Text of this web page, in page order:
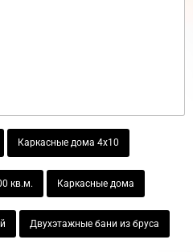
Каркасные дома 4х10
кв.м. Каркасные дома
Двухэтажные бани из бруса